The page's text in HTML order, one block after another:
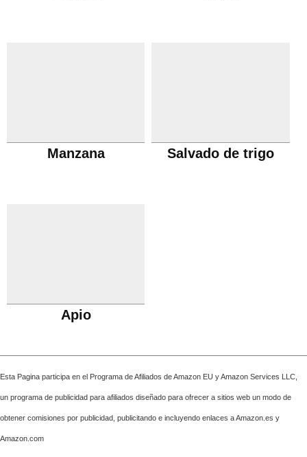
Manzana Salvado de trigo
Apio
Esta Pagina participa en el Programa de Afiliados de Amazon EU y Amazon Services LLC,
un programa de publicidad para afiliados diseñado para ofrecer a sitios web un modo de
obtener comisiones por publicidad, publicitando e incluyendo enlaces a Amazon.es y
Amazon.com